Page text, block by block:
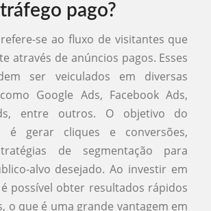
pago?
se ao fluxo de visitantes que
através de anúncios pagos. Esses
ser veiculados em diversas
Google Ads, Facebook Ads,
entre outros. O objetivo do
é gerar cliques e conversões,
de segmentação para
alvo desejado. Ao investir em
possível obter resultados rápidos
o que é uma grande vantagem em